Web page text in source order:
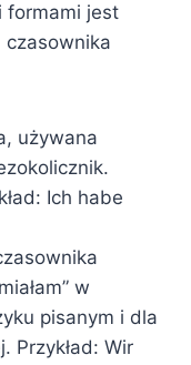
formami jest
czasownika
używana
Ich habe
w
pisanym i dla
Przykład: Wir